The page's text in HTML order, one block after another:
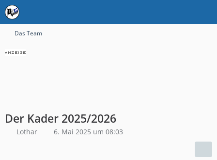
Das Team
Der Kader 2025/2026
Lothar 6. Mai 2025 um 08:03